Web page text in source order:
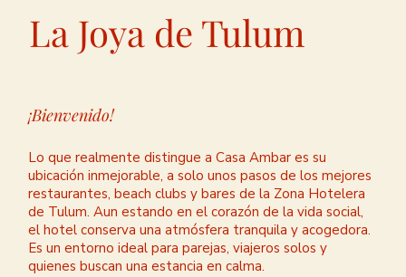
La Joya de Tulum
¡Bienvenido!
Lo que realmente distingue a Casa Ambar es su
ubicación inmejorable, a solo unos pasos de los mejores
restaurantes, beach clubs y bares de la Zona Hotelera
de Tulum. Aun estando en el corazón de la vida social,
el hotel conserva una atmósfera tranquila y acogedora.
Es un entorno ideal para parejas, viajeros solos y
quienes buscan una estancia en calma.